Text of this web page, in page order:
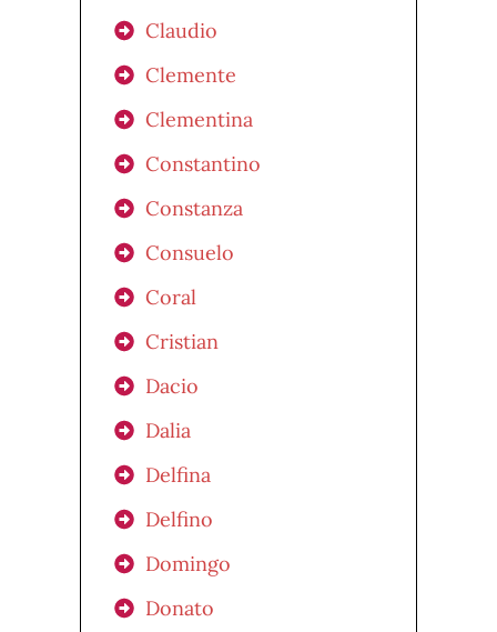
Claudio
Clemente
Clementina
Constantino
Constanza
Consuelo
Coral
Cristian
Dacio
Dalia
Delfina
Delfino
Domingo
Donato